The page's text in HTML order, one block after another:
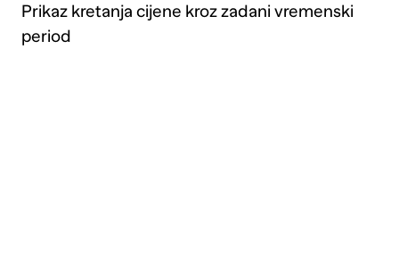
Prikaz kretanja cijene kroz zadani vremenski
period